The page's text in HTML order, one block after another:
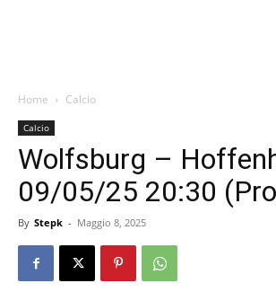
Home Calcio
Calcio
Wolfsburg –
09/05/25 20:30
By Stepk - Maggio 8, 2025